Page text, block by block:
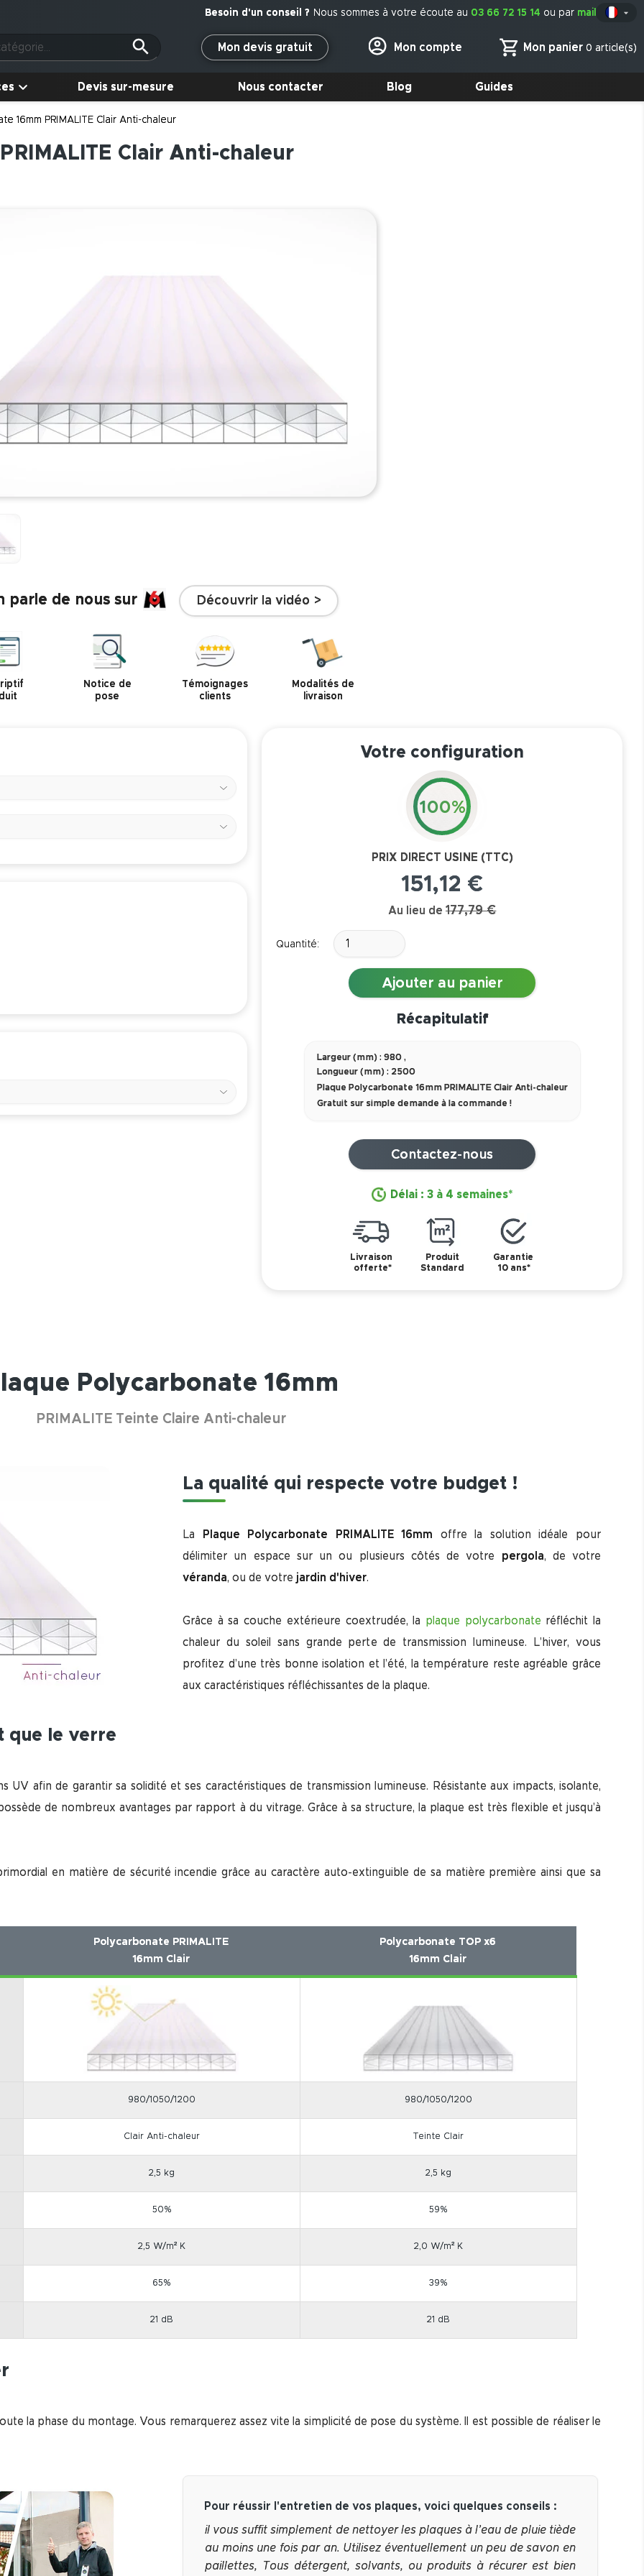

Nous sommes à votre écoute au 03 66 72 15 14 ou par mail
Mon panier 0 article(s)
Mon compte
Mon devis gratuit
Devis sur-mesure Nous contacter Blog Guides
16mm PRIMALITE Clair Anti-chaleur
Clair Anti-chaleur
parle de nous sur Découvrir la vidéo >
Notice de
pose
Témoignages
clients
Modalités de
livraison
Votre configuration
100%
PRIX DIRECT USINE (TTC)
151,12 €
Au lieu de 177,79 €
Quantité:
Ajouter au panier
Récapitulatif
Largeur (mm) : 980 ,
Longueur (mm) : 2500
Plaque Polycarbonate 16mm PRIMALITE Clair Anti-chaleur
Gratuit sur simple demande à la commande !
Contactez-nous
Délai : 3 à 4 semaines*
Livraison
offerte*
Produit
Standard
Garantie
10 ans*
Polycarbonate 16mm
PRIMALITE Teinte Claire Anti-chaleur
La qualité qui respecte votre budget !
La Plaque Polycarbonate PRIMALITE 16mm offre la solution idéale pour
délimiter un espace sur un ou plusieurs côtés de votre pergola, de votre
véranda, ou de votre jardin d'hiver.
Grâce à sa couche extérieure coextrudée, la plaque polycarbonate réfléchit la
chaleur du soleil sans grande perte de transmission lumineuse. L’hiver, vous
profitez d’une très bonne isolation et l’été, la température reste agréable grâce
aux caractéristiques réfléchissantes de la plaque.
que le verre
afin de garantir sa solidité et ses caractéristiques de transmission lumineuse. Résistante aux impacts, isolante,
de nombreux avantages par rapport à du vitrage. Grâce à sa structure, la plaque est très flexible et jusqu’à
en matière de sécurité incendie grâce au caractère auto-extinguible de sa matière première ainsi que sa
Polycarbonate PRIMALITE
16mm Clair
Polycarbonate TOP x6
16mm Clair
980/1050/1200 980/1050/1200
Clair Anti-chaleur Teinte Clair
2,5 kg 2,5 kg
50% 59%
2,5 W/m² K 2,0 W/m² K
65% 39%
21 dB 21 dB
la phase du montage. Vous remarquerez assez vite la simplicité de pose du système. Il est possible de réaliser le
Pour réussir l'entretien de vos plaques, voici quelques conseils :
il vous suffit simplement de nettoyer les plaques à l’eau de pluie tiède
au moins une fois par an. Utilisez éventuellement un peu de savon en
paillettes, Tous détergent, solvants, ou produits à récurer est bien